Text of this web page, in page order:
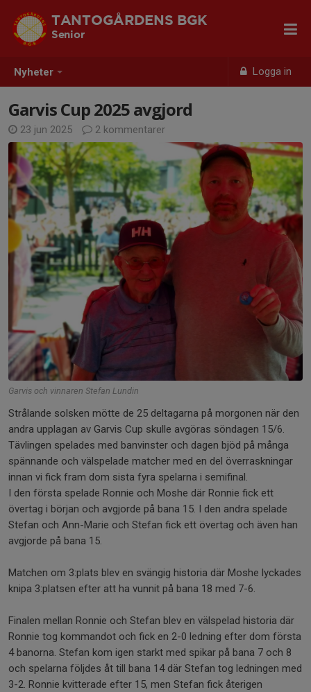
Nyheter Logga in
TANTOGÅRDENS BGK
Senior
Garvis Cup 2025 avgjord
23 jun 2025 2 kommentarer
Garvis och vinnaren Stefan Lundin
Strålande solsken mötte de 25 deltagarna på morgonen när den
andra upplagan av Garvis Cup skulle avgöras söndagen 15/6.
Tävlingen spelades med banvinster och dagen bjöd på många
spännande och välspelade matcher med en del överraskningar
innan vi fick fram dom sista fyra spelarna i semifinal.
I den första spelade Ronnie och Moshe där Ronnie fick ett
övertag i början och avgjorde på bana 15. I den andra spelade
Stefan och Ann-Marie och Stefan fick ett övertag och även han
avgjorde på bana 15.
Matchen om 3:plats blev en svängig historia där Moshe lyckades
knipa 3:platsen efter att ha vunnit på bana 18 med 7-6.
Finalen mellan Ronnie och Stefan blev en välspelad historia där
Ronnie tog kommandot och fick en 2-0 ledning efter dom första
4 banorna. Stefan kom igen starkt med spikar på bana 7 och 8
och spelarna följdes åt till bana 14 där Stefan tog ledningen med
3-2. Ronnie kvitterade efter 15, men Stefan fick återigen